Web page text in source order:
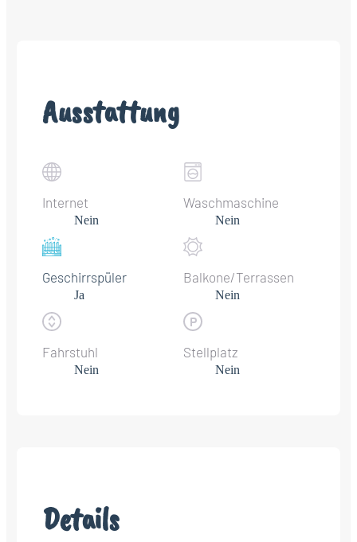
Ausstattung
Internet
Nein
Waschmaschine
Nein
Geschirrspüler
Ja
Balkone/Terrassen
Nein
Fahrstuhl
Nein
Stellplatz
Nein
Details